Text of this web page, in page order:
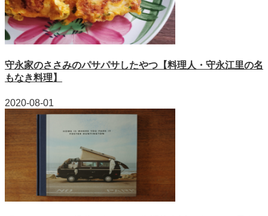
守永家のささみのパサパサしたやつ【料理人・守永江里の名
もなき料理】
2020-08-01